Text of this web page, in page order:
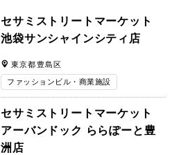
セサミストリートマーケット
池袋サンシャインシティ店
東京都豊島区
ファッションビル・商業施設
セサミストリートマーケット
アーバンドック ららぽーと豊
洲店